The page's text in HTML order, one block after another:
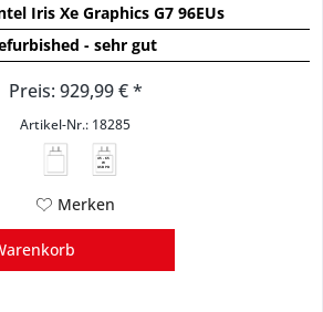
Iris Xe Graphics G7 96EUs
- sehr gut
Preis: 929,99 € *
Artikel-Nr.: 18285
45 - 65
W
USB PD
Merken